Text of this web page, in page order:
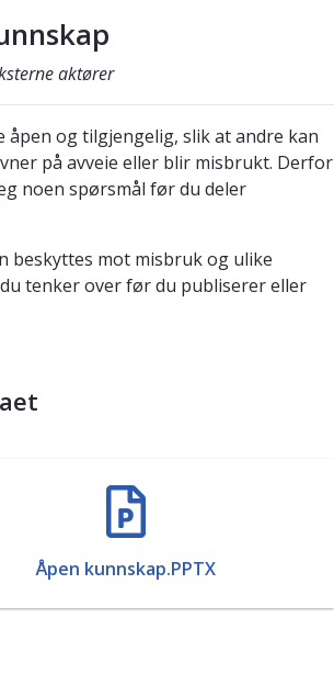
aktører
og tilgjengelig, slik at andre kan
på avveie eller blir misbrukt. Derfor
noen spørsmål før du deler
beskyttes mot misbruk og ulike
tenker over før du publiserer eller

Åpen kunnskap.PPTX